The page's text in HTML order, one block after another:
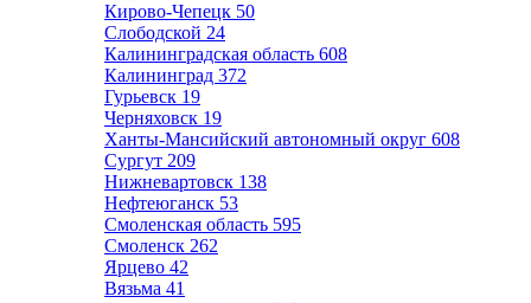
Кирово-Чепецк 50
Слободской 24
Калининградская область 608
Калининград 372
Гурьевск 19
Черняховск 19
Ханты-Мансийский автономный округ 608
Сургут 209
Нижневартовск 138
Нефтеюганск 53
Смоленская область 595
Смоленск 262
Ярцево 42
Вязьма 41